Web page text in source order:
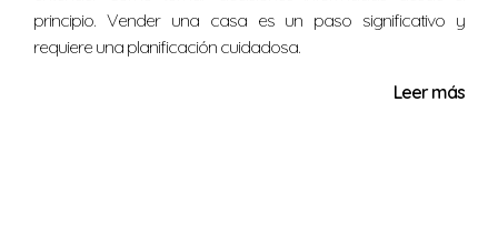
principio. Vender una casa es un paso significativo y
requiere una planificación cuidadosa.
Leer más